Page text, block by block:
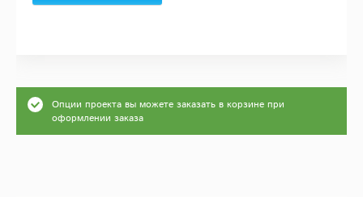
Опции проекта вы можете заказать в корзине при
оформлении заказа